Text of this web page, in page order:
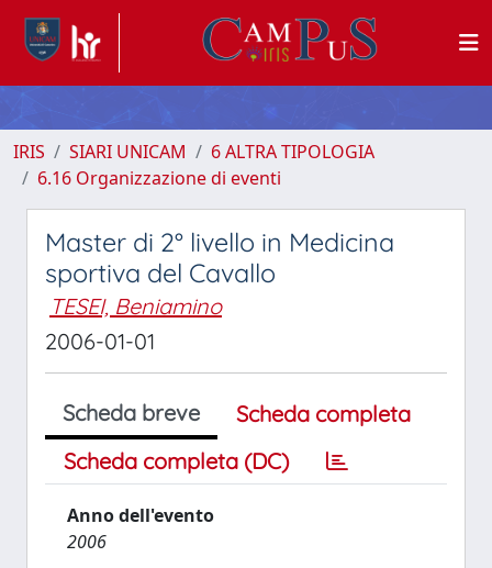
IRIS SIARI UNICAM
6 ALTRA TIPOLOGIA
6.16 Organizzazione di eventi
Master di 2° livello in Medicina
sportiva del Cavallo
TESEI, Beniamino
2006-01-01
Scheda breve
Scheda completa
Scheda completa (DC)
Anno dell'evento
2006